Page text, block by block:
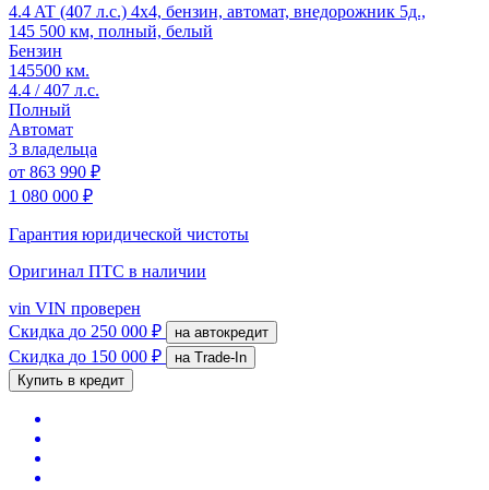
4.4 AT (407 л.с.) 4x4, бензин, автомат, внедорожник 5д.,
145 500 км, полный, белый
Бензин
145500 км.
4.4 / 407 л.с.
Полный
Автомат
3 владельца
от 863 990 ₽
1 080 000 ₽
Гарантия юридической чистоты
Оригинал ПТС в наличии
vin VIN проверен
Скидка до 250 000 ₽ на автокредит
Скидка до 150 000 ₽
на Trade-In
Купить в кредит